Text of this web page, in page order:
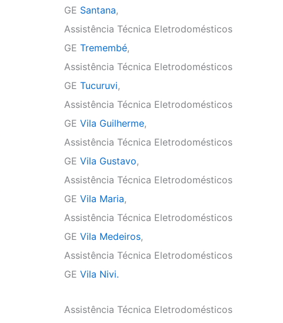
GE Santana,
Assistência Técnica Eletrodomésticos
GE Tremembé,
Assistência Técnica Eletrodomésticos
GE Tucuruvi,
Assistência Técnica Eletrodomésticos
GE Vila Guilherme,
Assistência Técnica Eletrodomésticos
GE Vila Gustavo,
Assistência Técnica Eletrodomésticos
GE Vila Maria,
Assistência Técnica Eletrodomésticos
GE Vila Medeiros,
Assistência Técnica Eletrodomésticos
GE Vila Nivi.
Assistência Técnica Eletrodomésticos